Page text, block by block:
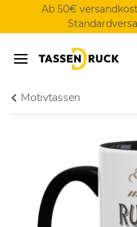
Ab 50€
Motivtassen